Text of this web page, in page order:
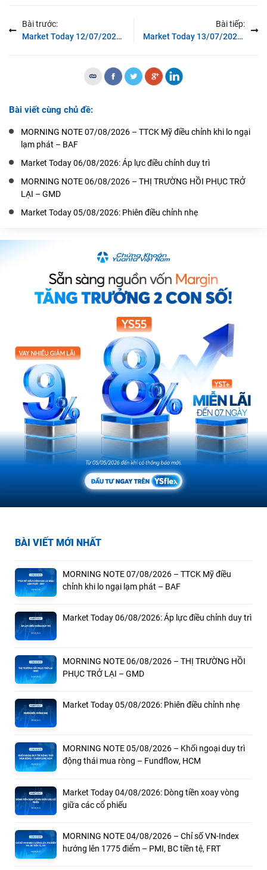
BÀI VIẾT MỚI NHẤT
MORNING NOTE 07/08/2026 – TTCK Mỹ điều
chỉnh khi lo ngại lạm phát – BAF
Market Today 06/08/2026: Áp lực điều chỉnh duy trì
MORNING NOTE 06/08/2026 – THỊ TRƯỜNG HỒI
PHỤC TRỞ LẠI – GMD
Market Today 05/08/2026: Phiên điều chỉnh nhẹ
MORNING NOTE 05/08/2026 – Khối ngoại duy trì
động thái mua ròng – Fundflow, HCM
Market Today 04/08/2026: Dòng tiền xoay vòng
giữa các cổ phiếu
MORNING NOTE 04/08/2026 – Chỉ số VN-Index
hướng lên 1775 điểm – PMI, BC tiền tệ, FRT
Bài trước:
Market Today 12/07/2021: Khối ngoại tiếp tục mua ròng trong các phiên giảm điểm
Bài tiếp:
Market Today 13/07/2021: Cân bằng trở lại
Bài viết cùng chủ đề:
MORNING NOTE 07/08/2026 – TTCK Mỹ điều chỉnh khi lo ngại
lạm phát – BAF
Market Today 06/08/2026: Áp lực điều chỉnh duy trì
MORNING NOTE 06/08/2026 – THỊ TRƯỜNG HỒI PHỤC TRỞ
LẠI – GMD
Market Today 05/08/2026: Phiên điều chỉnh nhẹ